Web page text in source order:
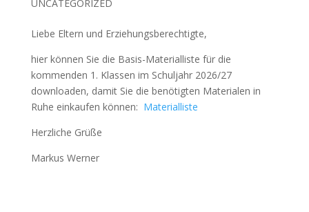
UNCATEGORIZED
Liebe Eltern und Erziehungsberechtigte,
hier können Sie die Basis-Materialliste für die
kommenden 1. Klassen im Schuljahr 2026/27
downloaden, damit Sie die benötigten Materialen in
Ruhe einkaufen können: Materialliste
Herzliche Grüße
Markus Werner